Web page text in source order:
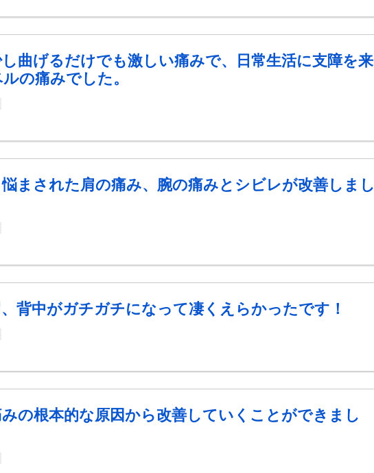
曲げるだけでも激しい痛みで、日常生活に支障を来
の痛みでした。
まされた肩の痛み、腕の痛みとシビレが改善しまし
背中がガチガチになって凄くえらかったです！
の根本的な原因から改善していくことができまし